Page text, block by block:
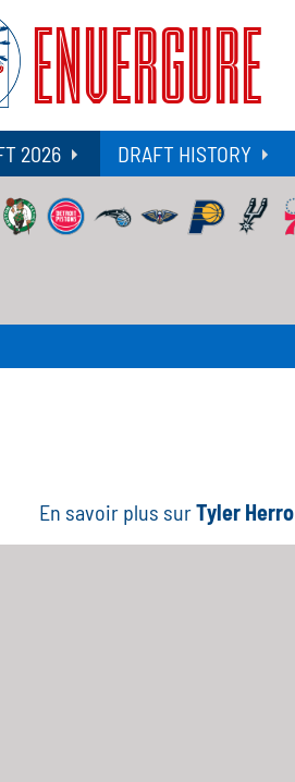
ENVERGURE
2026 DRAFT HISTORY
En savoir plus surTyler Herro